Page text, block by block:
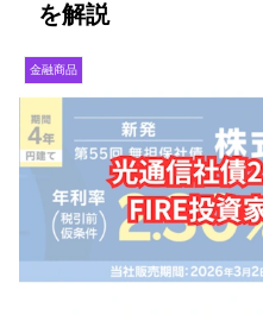
を解説
金融商品